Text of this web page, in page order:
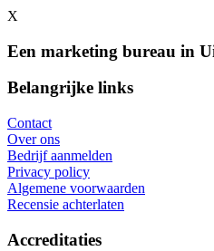
X
Een marketing bureau in
Belangrijke links
Contact
Over ons
Bedrijf aanmelden
Privacy policy
Algemene voorwaarden
Recensie achterlaten
Accreditaties